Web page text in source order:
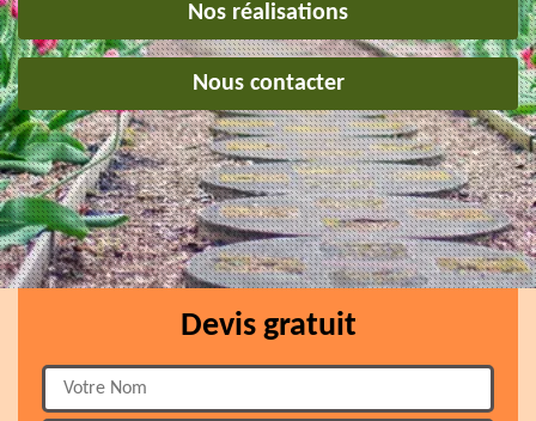
Nos réalisations
Nous contacter
Devis gratuit